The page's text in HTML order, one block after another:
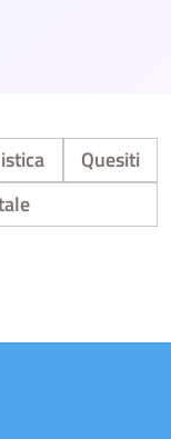
Quesiti